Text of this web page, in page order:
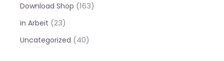
Download Shop (163)
in Arbeit (23)
Uncategorized (40)